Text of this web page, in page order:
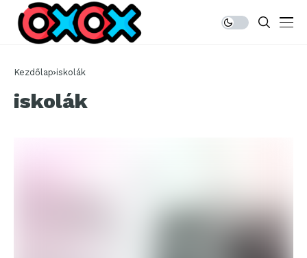
Kezdőlap iskolák
iskolák